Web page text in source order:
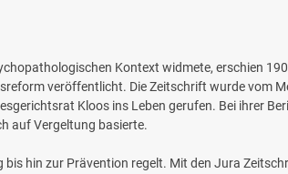
Kontext widmete, erschien
veröffentlicht. Die Zeitschrift wurde vom
Kloos ins Leben gerufen. Bei ihrer
auf Vergeltung basierte.
hin zur Prävention regelt. Mit den Jura